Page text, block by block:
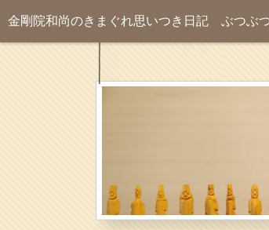
金剛院和尚のきまぐれ思いつき日記 ぶつぶ